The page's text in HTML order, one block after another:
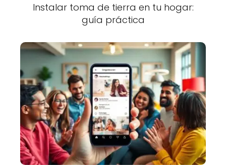
Instalar toma de tierra en tu hogar:
guía práctica